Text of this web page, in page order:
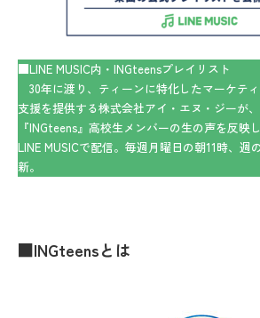
■LINE MUSIC内・INGteensプレイリスト
30年に渡り、ティーンに特化したマーケテ
支援を提供する株式会社アイ・エヌ・ジーが
『INGteens』高校生メンバーの生の声を反映
LINE MUSICで配信。毎週月曜日の朝11時、週
新。
■INGteensとは